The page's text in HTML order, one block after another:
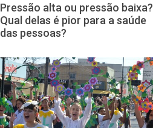
Pressão alta ou pressão baixa?
Qual delas é pior para a saúde
das pessoas?